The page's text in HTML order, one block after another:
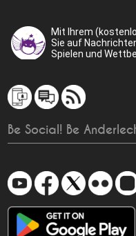
Mit Ihrem
Sie auf
Spielen und
Be Social! Be